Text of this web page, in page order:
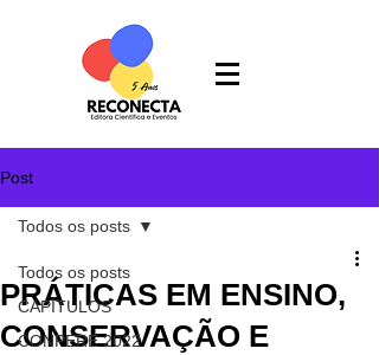
Post
Todos os posts
CAPÍTULOS
CONPERE 2022
Todos os posts
PRÁTICAS EM ENSINO,
CONSERVAÇÃO E